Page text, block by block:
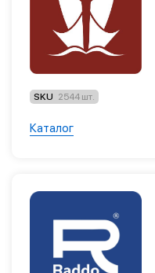
SKU 2544 шт.
Каталог